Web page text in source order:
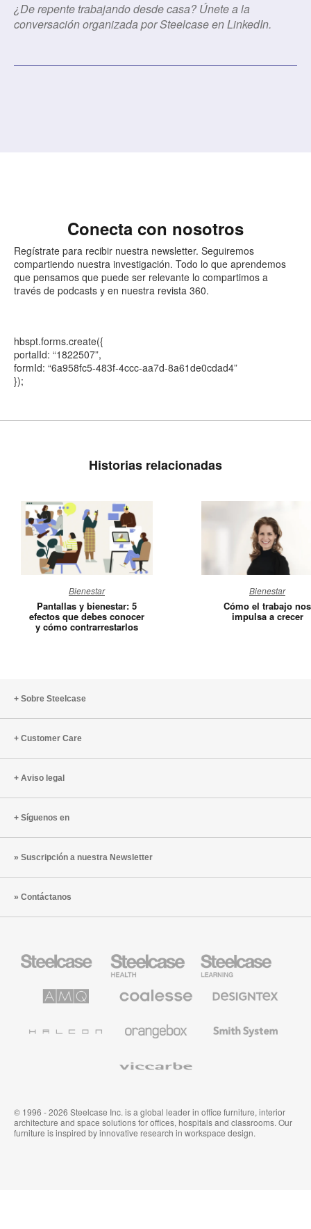
¿De repente trabajando desde casa? Únete a la
conversación organizada por Steelcase en LinkedIn.
Conecta con nosotros
Regístrate para recibir nuestra newsletter. Seguiremos
compartiendo nuestra investigación. Todo lo que aprendemos
que pensamos que puede ser relevante lo compartimos a
través de podcasts y en nuestra revista 360.
hbspt.forms.create({
portalId: “1822507”,
formId: “6a958fc5-483f-4ccc-aa7d-8a61de0cdad4”
});
Historias relacionadas
y
bienestar:
5
Bienestar
Pantallas y bienestar: 5
efectos que debes conocer
y cómo contrarrestarlos
el
trabajo
Bienestar
Cómo el trabajo nos
impulsa a crecer
Sobre Steelcase
Customer Care
Aviso legal
Síguenos en
Suscripción a nuestra Newsletter
Contáctanos
Steelcase
para
sanidad
Steelcase
para
educación
Steelcase
Solutions
premium
System
© 1996 - 2026 Steelcase Inc. is a global leader in office furniture, interior
architecture and space solutions for offices, hospitals and classrooms. Our
furniture is inspired by innovative research in workspace design.